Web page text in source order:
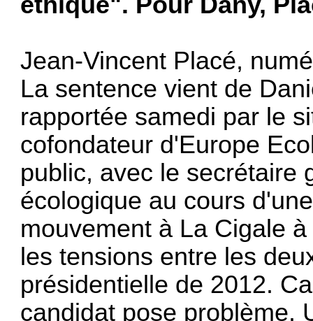
Jean-Vincent Placé,
La sentence vient de
rapportée samedi par le
cofondateur d'Europe
public, avec le secrétaire
écologique au cours
mouvement à La Cigale
les tensions entre les
présidentielle de 2012.
candidat pose problème.